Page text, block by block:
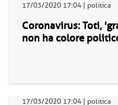
17/03/2020 17:04 | politica
Coronavirus: Toti,
non ha colore
17/03/2020 17:04 | politica